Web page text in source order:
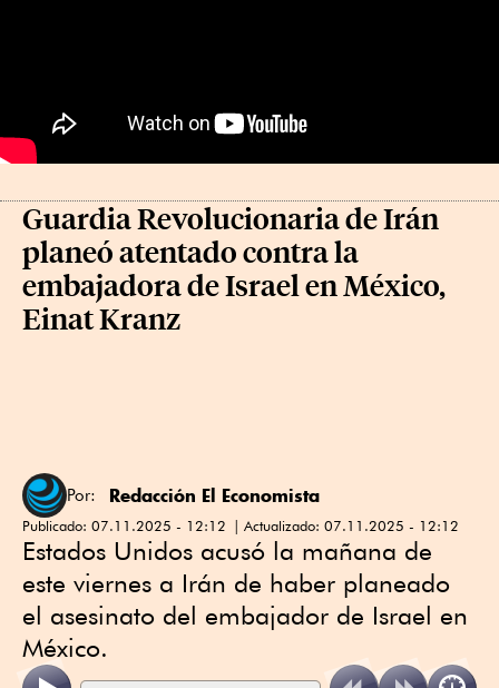
Guardia Revolucionaria de Irán
planeó atentado contra la
embajadora de Israel en México,
Einat Kranz
Por: Redacción El Economista
Publicado: 07.11.2025 - 12:12 Actualizado: 07.11.2025 - 12:12
Estados Unidos acusó la mañana de
este viernes a Irán de haber planeado
el asesinato del embajador de Israel en
México.